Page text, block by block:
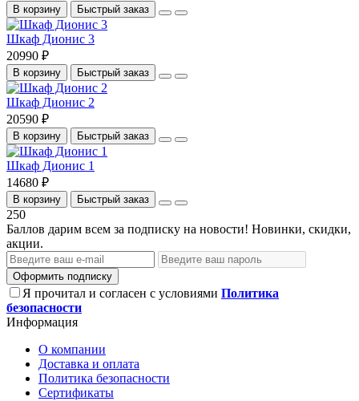
В корзину Быстрый заказ
Шкаф Дионис 3
20990 ₽
В корзину Быстрый заказ
Шкаф Дионис 2
20590 ₽
В корзину Быстрый заказ
Шкаф Дионис 1
14680 ₽
В корзину Быстрый заказ
250
Баллов дарим всем за подписку на новости! Новинки, скидки,
акции.
Оформить подписку
Я прочитал и согласен с условиями Политика
безопасности
Информация
О компании
Доставка и оплата
Политика безопасности
Сертификаты